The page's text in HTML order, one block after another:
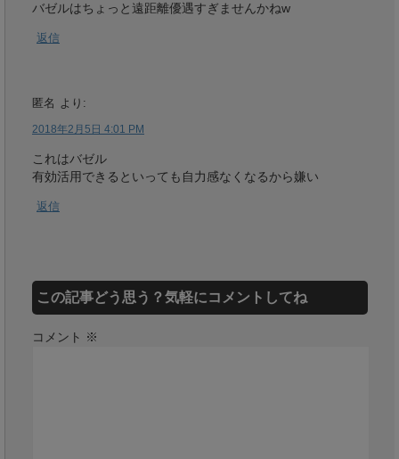
バゼルはちょっと遠距離優遇すぎませんかねw
返信
匿名 より:
2018年2月5日 4:01 PM
これはバゼル
有効活用できるといっても自力感なくなるから嫌い
返信
この記事どう思う？気軽にコメントしてね
コメント ※